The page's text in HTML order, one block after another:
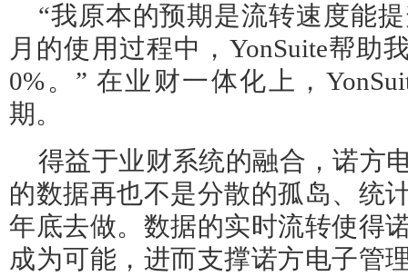
“我原本的预期是流转速度能
月的使用过程中，YonSuite帮助
0%。” 在业财一体化上，
期。
得益于业财系统的融合，诺方
的数据再也不是分散的孤岛、统
年底去做。数据的实时流转使得
成为可能，进而支撑诺方电子管